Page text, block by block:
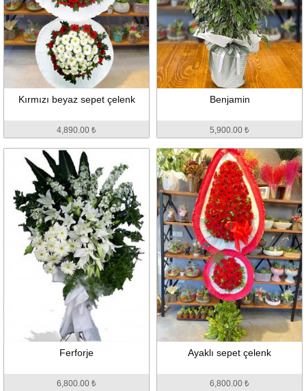
Kırmızı beyaz sepet çelenk
4,890.00 ₺
Benjamin
5,900.00 ₺
Ferforje
6,800.00 ₺
Ayaklı sepet çelenk
6,800.00 ₺